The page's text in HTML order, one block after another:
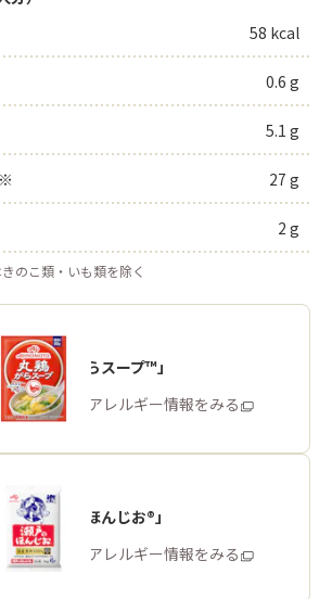
58 kcal
0.6 g
5.1 g
27 g
2 g
のこ類・いも類を除く
「丸鶏がらスープ™」
商品・アレルギー情報をみる
「瀬戸のほんじお®」
商品・アレルギー情報をみる